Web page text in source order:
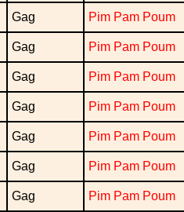
Gag Pim Pam Poum
Gag Pim Pam Poum
Gag Pim Pam Poum
Gag Pim Pam Poum
Gag Pim Pam Poum
Gag Pim Pam Poum
Gag Pim Pam Poum